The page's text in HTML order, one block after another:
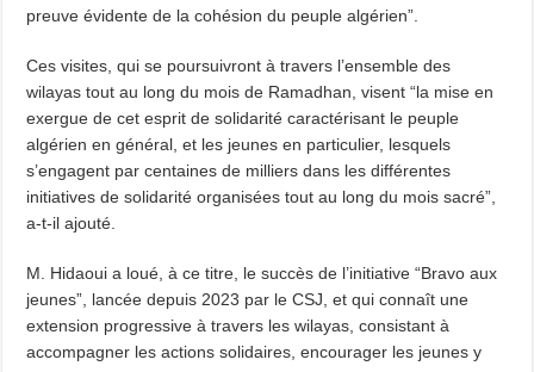
preuve évidente de la cohésion du peuple algérien”.
Ces visites, qui se poursuivront à travers l’ensemble des
wilayas tout au long du mois de Ramadhan, visent “la mise en
exergue de cet esprit de solidarité caractérisant le peuple
algérien en général, et les jeunes en particulier, lesquels
s’engagent par centaines de milliers dans les différentes
initiatives de solidarité organisées tout au long du mois sacré”,
a-t-il ajouté.
M. Hidaoui a loué, à ce titre, le succès de l’initiative “Bravo aux
jeunes”, lancée depuis 2023 par le CSJ, et qui connaît une
extension progressive à travers les wilayas, consistant à
accompagner les actions solidaires, encourager les jeunes y